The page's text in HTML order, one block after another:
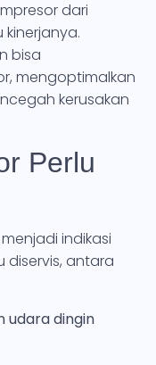
dari
bisa
mengoptimalkan
kerusakan
Perlu
indikasi
diservis, antara
udara dingin